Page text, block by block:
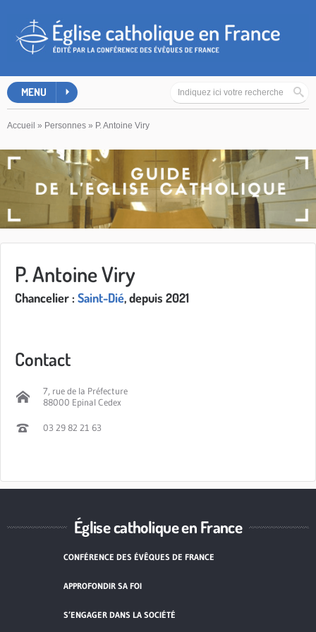
MENU
Accueil » Personnes » P. Antoine Viry
P. Antoine Viry
Chancelier :Saint-Dié, depuis 2021
Contact
7, rue de la Préfecture
88000 Epinal Cedex
03 29 82 21 63
Église catholique en France
CONFÉRENCE DES ÉVÊQUES DE FRANCE
APPROFONDIR SA FOI
S’ENGAGER DANS LA SOCIÉTÉ